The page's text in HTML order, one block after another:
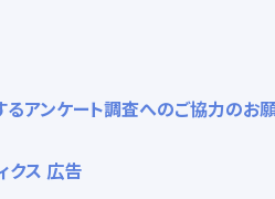
るアンケート調査へのご協力のお願
クス 広告